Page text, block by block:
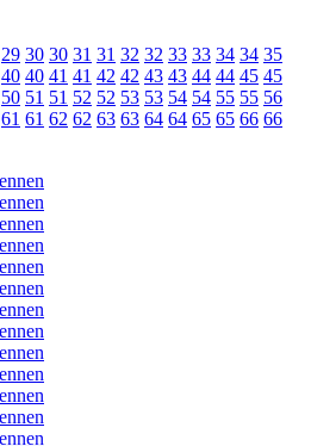
29 30 30 31 31 32 32 33 33 34 34 35
40 40 41 41 42 42 43 43 44 44 45 45
50 51 51 52 52 53 53 54 54 55 55 56
61 61 62 62 63 63 64 64 65 65 66 66